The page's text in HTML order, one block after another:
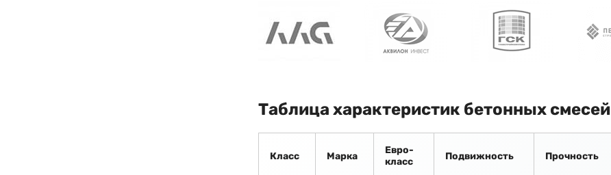
Таблица характеристик бетонных смесей
Класс Марка
Евро-
класс
Подвижность Прочность